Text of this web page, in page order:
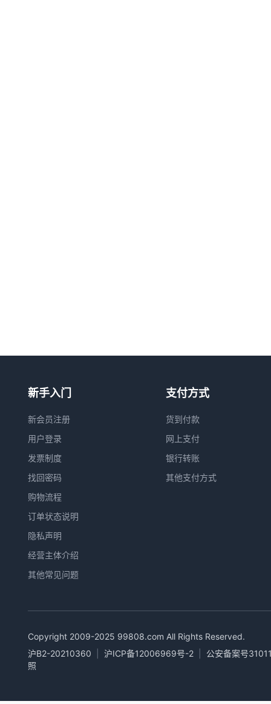
新手入门
新会员注册
用户登录
发票制度
找回密码
购物流程
订单状态说明
隐私声明
经营主体介绍
其他常见问题
支付方式
货到付款
网上支付
银行转账
其他支付方式
Copyright 2009-2025 99808.com All Rights Reserved.
沪B2-20210360
沪ICP备12006969号-2
公安备案号
照